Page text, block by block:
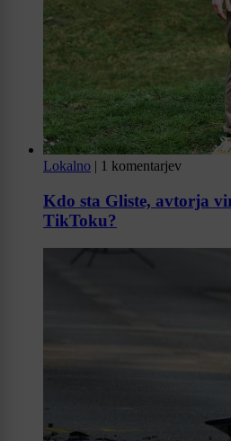
Lokalno | 1 komentarjev
Kdo sta Gliste, avtorja
TikToku?